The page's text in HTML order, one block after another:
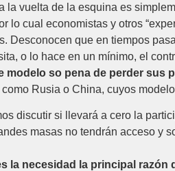
la vuelta de la esquina es
lo cual economistas y otros
Desconocen que en tiempos
o lo hace en un mínimo, el
modelo so pena de perder sus
Rusia o China, cuyos
discutir si llevará a cero la
masas no tendrán acceso y
la necesidad la principal razón